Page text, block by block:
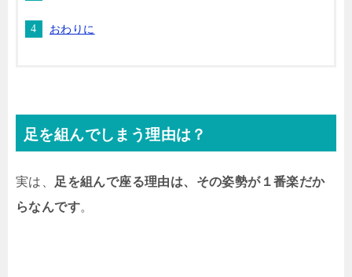
おわりに
足を組んでしまう理由は？
実は、
足を組んで座る理由は、その姿勢が１番楽だか
らなんです。